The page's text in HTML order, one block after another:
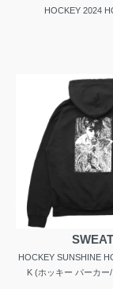
HOCKEY 2024
SWEAT
HOCKEY SUNSHINE
K (ホッキー パーカー